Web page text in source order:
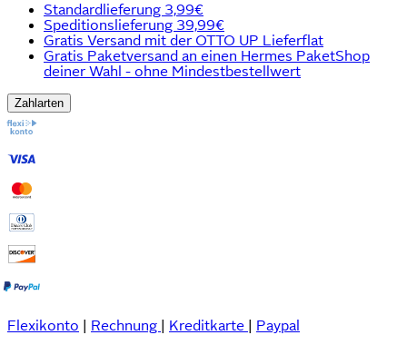
Standardlieferung 3,99€
Speditionslieferung 39,99€
Gratis Versand mit der OTTO UP Lieferflat
Gratis Paketversand an einen Hermes PaketShop
deiner Wahl - ohne Mindestbestellwert
Zahlarten
Flexikonto Rechnung Kreditkarte Paypal